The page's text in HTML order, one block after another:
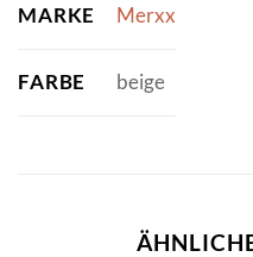
MARKE Merxx
FARBE beige